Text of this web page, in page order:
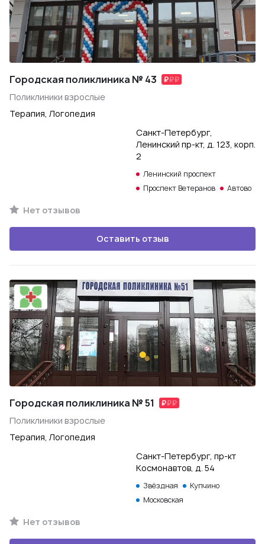
Городская поликлиника № 43
Поликлиники взрослые
Терапия, Логопедия
Санкт-Петербург,
Ленинский пр-кт, д. 123, корп.
2
Ленинский проспект
Проспект Ветеранов
Автово
Нет отзывов
Оставить отзыв
Городская поликлиника № 51
Поликлиники взрослые
Терапия, Логопедия
Санкт-Петербург, пр-кт
Космонавтов, д. 54
Звёздная
Купчино
Московская
Нет отзывов